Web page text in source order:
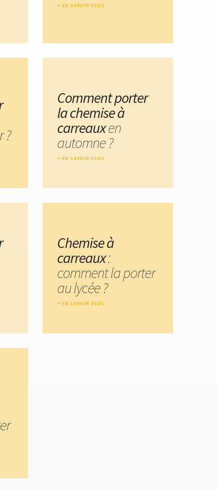
EN SAVOIR PLUS
?
Comment porter
la chemise à
carreauxen
automne ?
EN SAVOIR PLUS
Chemise à
carreaux:
comment la porter
au lycée ?
EN SAVOIR PLUS